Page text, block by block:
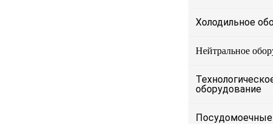
Холодильное
Нейтральное
оборудование